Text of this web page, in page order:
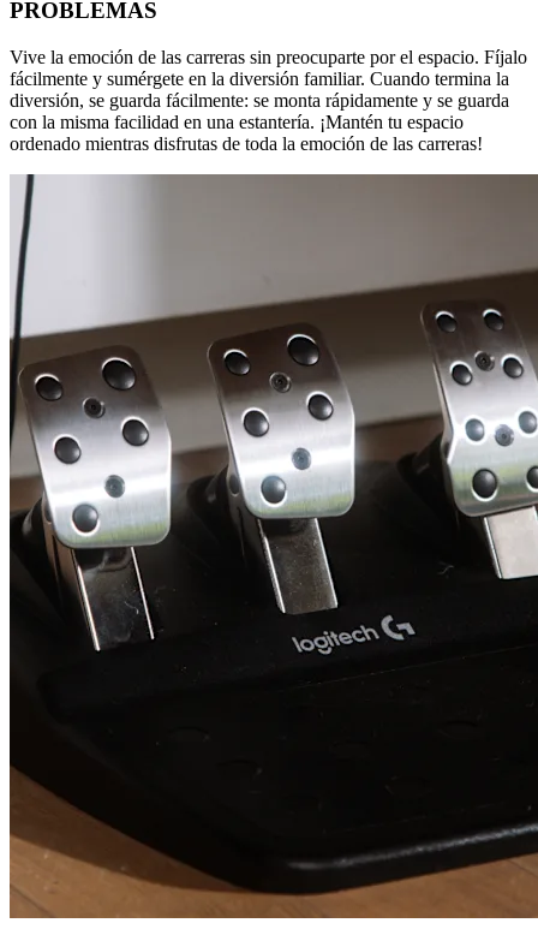
PROBLEMAS
Vive la emoción de las carreras sin preocuparte por el espacio. Fíjalo
fácilmente y sumérgete en la diversión familiar. Cuando termina la
diversión, se guarda fácilmente: se monta rápidamente y se guarda
con la misma facilidad en una estantería. ¡Mantén tu espacio
ordenado mientras disfrutas de toda la emoción de las carreras!